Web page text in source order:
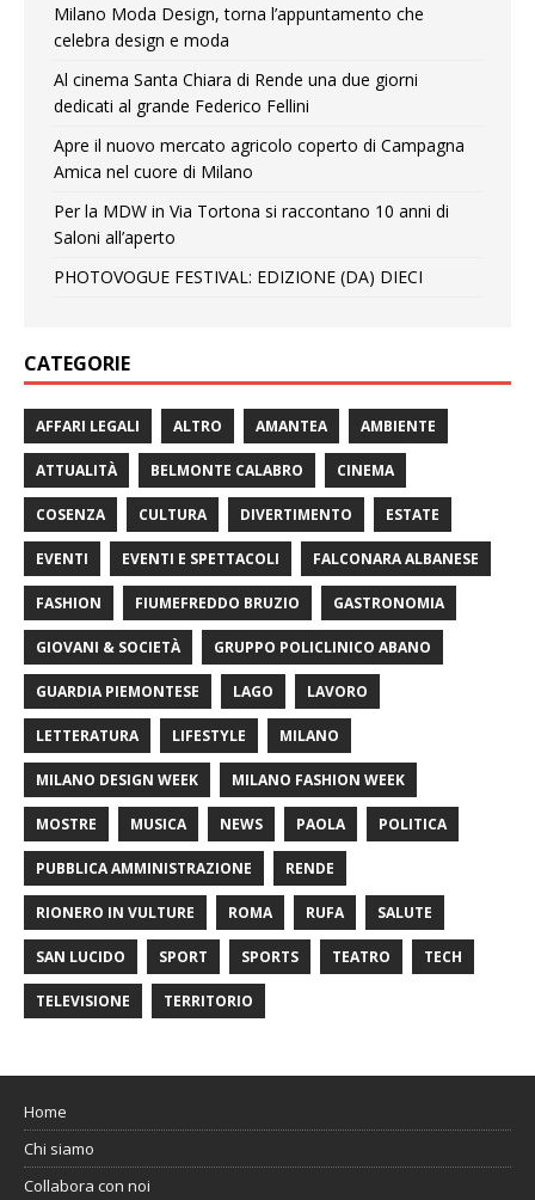
Milano Moda Design, torna l’appuntamento che
celebra design e moda
Al cinema Santa Chiara di Rende una due giorni
dedicati al grande Federico Fellini
Apre il nuovo mercato agricolo coperto di Campagna
Amica nel cuore di Milano
Per la MDW in Via Tortona si raccontano 10 anni di
Saloni all’aperto
PHOTOVOGUE FESTIVAL: EDIZIONE (DA) DIECI
CATEGORIE
AFFARI LEGALI ALTRO AMANTEA AMBIENTE
ATTUALITÀ BELMONTE CALABRO CINEMA
COSENZA CULTURA DIVERTIMENTO ESTATE
EVENTI EVENTI E SPETTACOLI FALCONARA ALBANESE
FASHION FIUMEFREDDO BRUZIO GASTRONOMIA
GIOVANI & SOCIETÀ GRUPPO POLICLINICO ABANO
GUARDIA PIEMONTESE LAGO LAVORO
LETTERATURA LIFESTYLE MILANO
MILANO DESIGN WEEK MILANO FASHION WEEK
MOSTRE MUSICA NEWS PAOLA POLITICA
PUBBLICA AMMINISTRAZIONE RENDE
RIONERO IN VULTURE ROMA RUFA SALUTE
SAN LUCIDO SPORT SPORTS TEATRO TECH
TELEVISIONE TERRITORIO
Home
Chi siamo
Collabora con noi